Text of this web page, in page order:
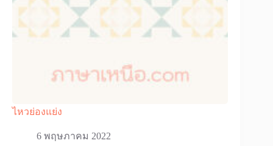
ไหวย่องแย่ง
6 พฤษภาคม 2022